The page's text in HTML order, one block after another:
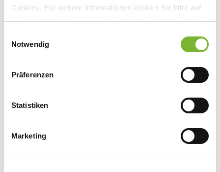
Cookies. Für weitere Informationen klicken Sie bitte auf
"Details anzeigen". Die Möglichkeit zur Änderung besteht
Datenschutzerklärung
Notwendig
Präferenzen
Statistiken
Marketing
0228/ 97 68 770
Zurück zur Übersicht